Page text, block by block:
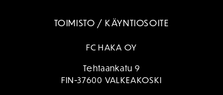
TOIMISTO / KÄYNTIOSOITE
FC HAKA OY
Tehtaankatu 9
FIN-37600 VALKEAKOSKI